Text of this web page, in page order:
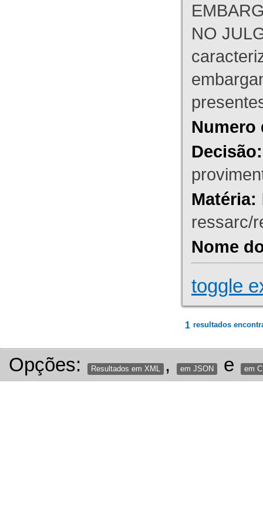
NO
Numero
Decisão:
Matéria:
ressarc/
Nome
toggle
1 resultados
Opções: Resultados em XML , em JSON e em